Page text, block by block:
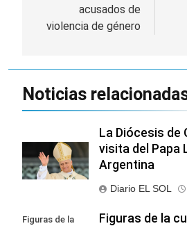
acusados de
violencia de género
Noticias
La Diócesis de
visita del Papa
Argentina
Diario EL SOL
Figuras de la
Figuras de la